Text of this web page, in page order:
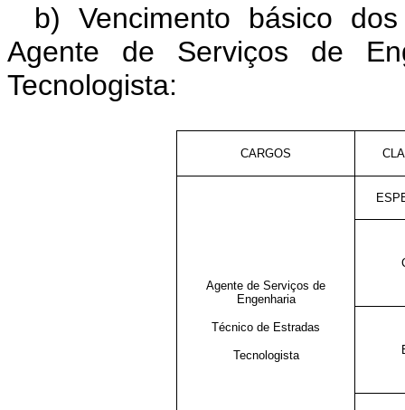
b) Vencimento básico
Agente de Serviços de
Tecnologista:
CARGOS
Agente de Serviços de
Engenharia
Técnico de Estradas
Tecnologista